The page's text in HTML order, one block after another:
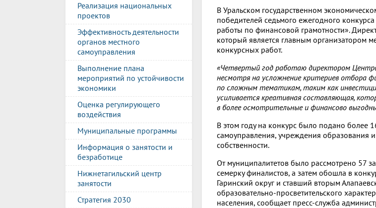
Реализация национальных
проектов
Эффективность деятельности
органов местного
самоуправления
Выполнение плана
мероприятий по устойчивости
экономики
Оценка регулирующего
воздействия
Муниципальные программы
Информация о занятости и
безработице
Нижнетагильский центр
занятости
Стратегия 2030
В Уральском государственном
победителей седьмого ежегодного
работы по финансовой грамотности».
который является главным организатором
конкурсных работ.
«Четвертый год работаю директором
несмотря на усложнение критериев отбора
по сложным тематикам, таким как
усиливается креативная составляющая,
в более осмотрительные и финансово
В этом году на конкурс было подано более
самоуправления, учреждения образования
собственности.
От муниципалитетов было рассмотрено 57
семерку финалистов, а затем обошла в
Гаринский округ и ставший вторым
образовательно-просветительского
населения, сообщает пресс-служба